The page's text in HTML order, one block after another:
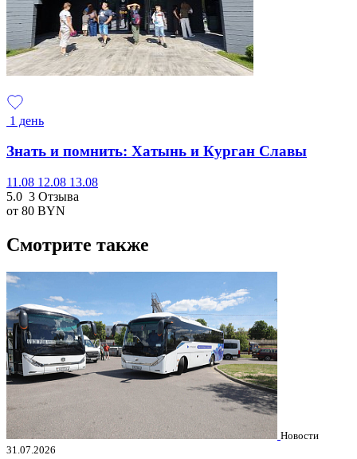
1 день
Знать и помнить: Хатынь и Курган Славы
11.08 12.08 13.08
5.0 3 Отзыва
от 80 BYN
Смотрите также
Новости
31.07.2026